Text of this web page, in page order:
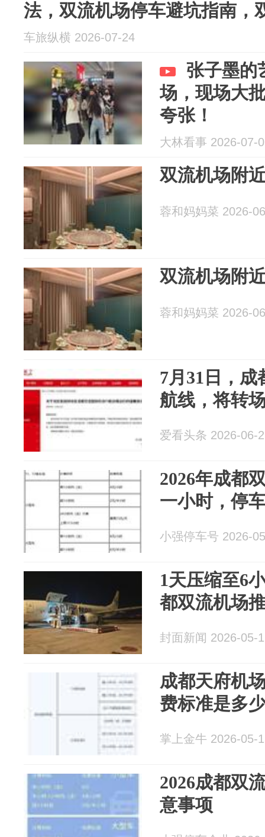
法，双流机场停车避坑指南，
车旅纵横 2026-07-24
张子墨的
场，现场大
夸张！
大林看事 2026-07-
双流机场附
蓉和妈妈菜 2026-
双流机场附
蓉和妈妈菜 2026-
7月31日，
航线，将转
爱看头条 2026-06-
2026年成都
一小时，停
小强停车号 2026-
1天压缩至6
都双流机场
封面新闻 2026-05-
成都天府机
费标准是多
掌上金牛 2026-05-
2026成都双
意事项